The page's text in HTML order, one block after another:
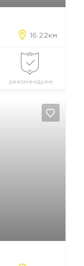
16.22км
рекомендуем